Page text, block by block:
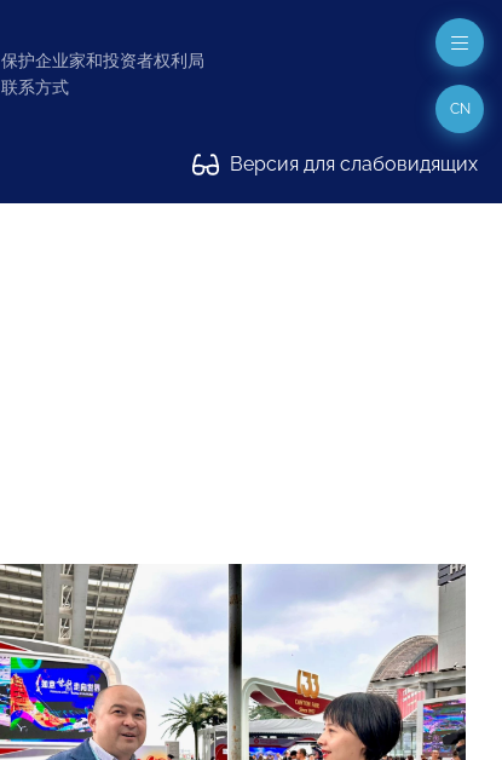
保护企业家和投资者权利局
联系方式
Версия для слабовидящих
CN